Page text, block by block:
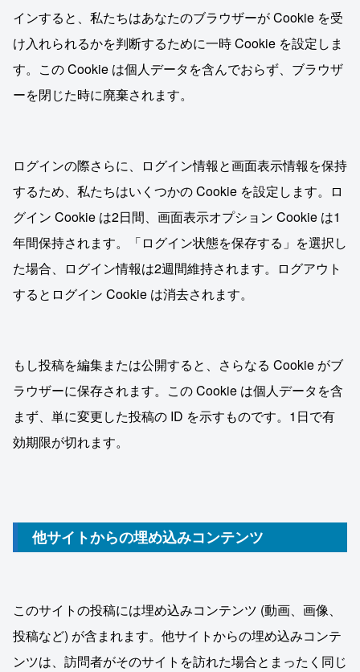
インすると、私たちはあなたのブラウザーが Cookie を受
け入れられるかを判断するために一時 Cookie を設定しま
す。この Cookie は個人データを含んでおらず、ブラウザ
ーを閉じた時に廃棄されます。
ログインの際さらに、ログイン情報と画面表示情報を保持
するため、私たちはいくつかの Cookie を設定します。ロ
グイン Cookie は2日間、画面表示オプション Cookie は1
年間保持されます。「ログイン状態を保存する」を選択し
た場合、ログイン情報は2週間維持されます。ログアウト
するとログイン Cookie は消去されます。
もし投稿を編集または公開すると、さらなる Cookie がブ
ラウザーに保存されます。この Cookie は個人データを含
まず、単に変更した投稿の ID を示すものです。1日で有
効期限が切れます。
他サイトからの埋め込みコンテンツ
このサイトの投稿には埋め込みコンテンツ (動画、画像、
投稿など) が含まれます。他サイトからの埋め込みコンテ
ンツは、訪問者がそのサイトを訪れた場合とまったく同じ